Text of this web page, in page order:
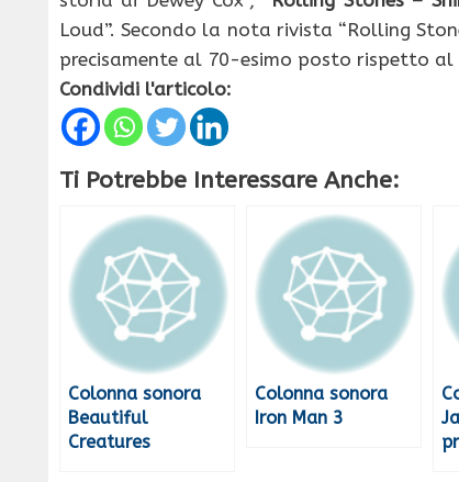
Loud”. Secondo la nota rivista “Rolling
precisamente al 70-esimo posto rispetto
Condividi l'articolo:
Ti Potrebbe Interessare Anche:
Colonna sonora
Beautiful
Creatures
Colonna sonora
Iron Man 3